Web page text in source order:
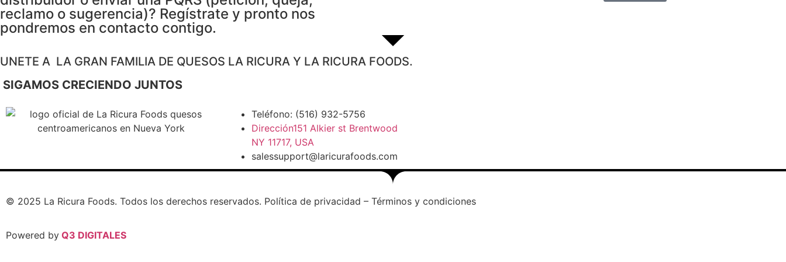
reclamo o sugerencia)? Regístrate y pronto nos
pondremos en contacto contigo.
UNETE A LA GRAN FAMILIA DE QUESOS LA RICURA Y LA RICURA FOODS.
SIGAMOS CRECIENDO JUNTOS
Teléfono: (516) 932-5756
Dirección151 Alkier st Brentwood
NY 11717, USA
salessupport@laricurafoods.com
© 2025 La Ricura Foods. Todos los derechos reservados. Política de privacidad – Términos y condiciones
Powered by Q3 DIGITALES